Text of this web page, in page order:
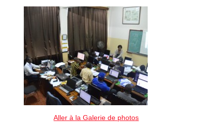
Aller à la Galerie de photos